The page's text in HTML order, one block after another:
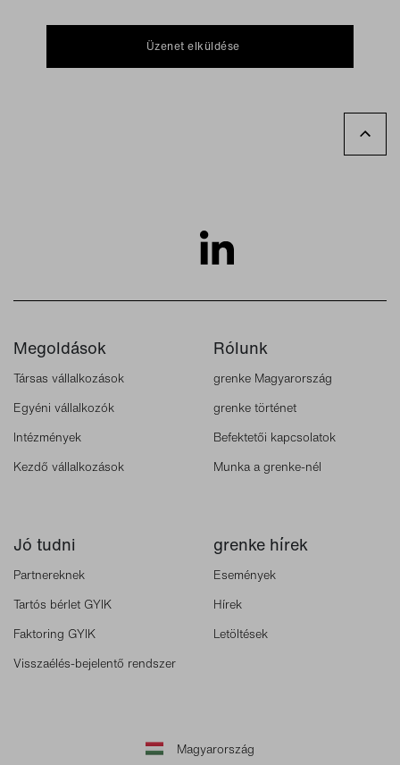
Üzenet elküldése
Megoldások
Társas vállalkozások
Egyéni vállalkozók
Intézmények
Kezdő vállalkozások
Rólunk
grenke Magyarország
grenke történet
Befektetői kapcsolatok
Munka a grenke-nél
Jó tudni
Partnereknek
Tartós bérlet GYIK
Faktoring GYIK
Visszaélés-bejelentő rendszer
grenke hírek
Események
Hírek
Letöltések
Magyarország